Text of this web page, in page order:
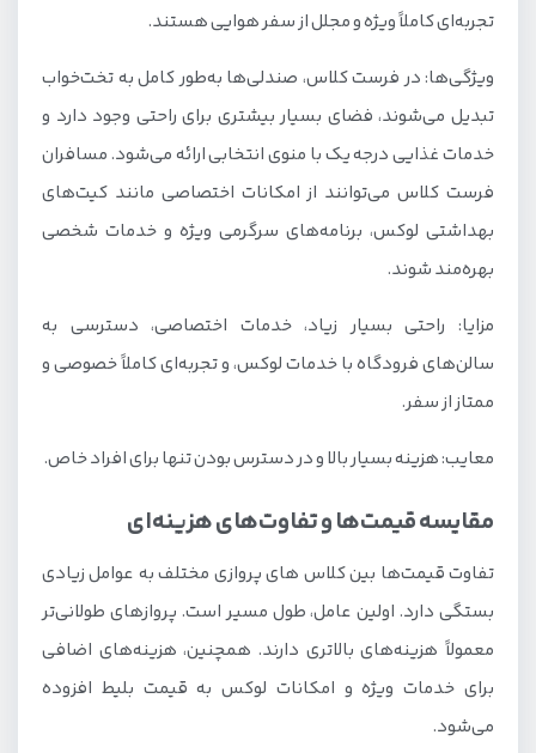
تجربه‌ای کاملاً ویژه و مجلل از سفر هوایی هستند.
ویژگی‌ها: در فرست کلاس، صندلی‌ها به‌طور کامل به تخت‌خواب
تبدیل می‌شوند، فضای بسیار بیشتری برای راحتی وجود دارد و
خدمات غذایی درجه یک با منوی انتخابی ارائه می‌شود. مسافران
فرست کلاس می‌توانند از امکانات اختصاصی مانند کیت‌های
بهداشتی لوکس، برنامه‌های سرگرمی ویژه و خدمات شخصی
بهره‌مند شوند.
مزایا: راحتی بسیار زیاد، خدمات اختصاصی، دسترسی به
سالن‌های فرودگاه با خدمات لوکس، و تجربه‌ای کاملاً خصوصی و
ممتاز از سفر.
معایب: هزینه بسیار بالا و در دسترس بودن تنها برای افراد خاص.
مقایسه قیمت‌ها و تفاوت‌های هزینه‌ای
تفاوت قیمت‌ها بین کلاس های پروازی مختلف به عوامل زیادی
بستگی دارد. اولین عامل، طول مسیر است. پروازهای طولانی‌تر
معمولاً هزینه‌های بالاتری دارند. همچنین، هزینه‌های اضافی
برای خدمات ویژه و امکانات لوکس به قیمت بلیط افزوده
می‌شود.